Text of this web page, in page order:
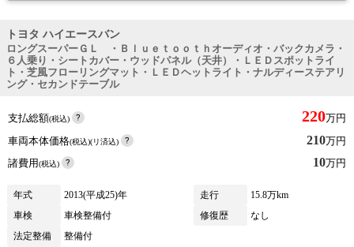
トヨタ ハイエースバン
ロングスーパーＧＬ ・Ｂｌｕｅｔｏｏｔｈオーディオ・バックカメラ・
６人乗り・シートカバー・ウッドパネル（天井）・ＬＥＤスポットライ
ト・芝風フローリングマット・ＬＥＤヘットライト・ナルディーステアリ
ング・セカンドテーブル
支払総額(税込) 220万円
車両本体価格(税込)(リ済込) 210万円
諸費用(税込) 10万円
年式 2013(平成25)年 走行
15.8万km
車検
車検整備付 修復歴
なし
法定整備
整備付